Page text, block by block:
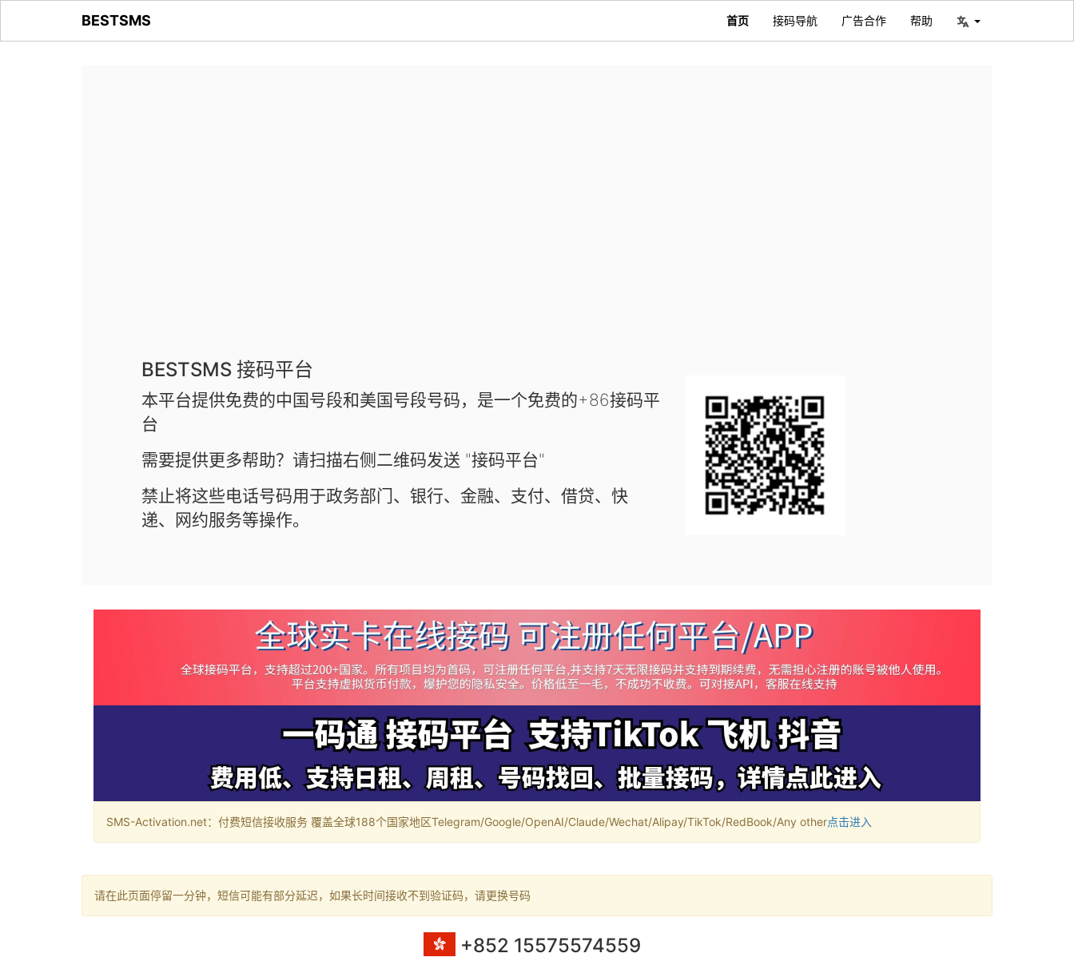
BESTSMS 首页 接码导航 广告合作 帮助
BESTSMS 接码平台
本平台提供免费的中国号段和美国号段号码，是一个免费的+86接码平
台
需要提供更多帮助？请扫描右侧二维码发送 "接码平台"
禁止将这些电话号码用于政务部门、银行、金融、支付、借贷、快
递、网约服务等操作。
SMS-Activation.net：付费短信接收服务 覆盖全球188个国家地区Telegram/Google/OpenAI/Claude/Wechat/Alipay/TikTok/RedBook/Any other点击进入
请在此页面停留一分钟，短信可能有部分延迟，如果长时间接收不到验证码，请更换号码
+852 15575574559